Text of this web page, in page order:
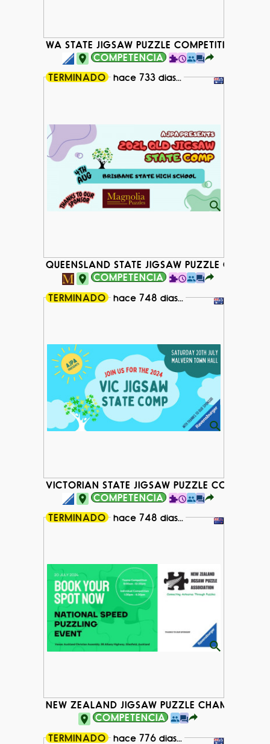
WA STATE JIGSAW PUZZLE COMPETITION 2024
COMPETENCIA
TERMINADO
hace 733 dias...
QUEENSLAND STATE JIGSAW PUZZLE
COMPETENCIA
TERMINADO
hace 748 dias...
VICTORIAN STATE JIGSAW PUZZLE
COMPETENCIA
TERMINADO
hace 748 dias...
NEW ZEALAND JIGSAW PUZZLE
COMPETENCIA
TERMINADO
hace 776 dias...